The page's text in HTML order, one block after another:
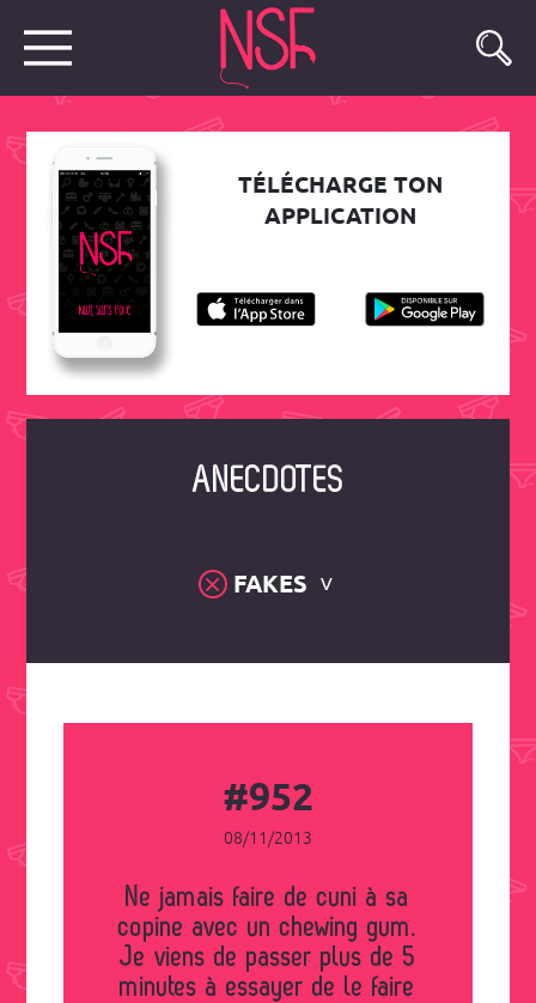
TÉLÉCHARGE TON
APPLICATION
ANECDOTES
FAKES
#952
08/11/2013
Ne jamais faire de cuni à sa
copine avec un chewing gum.
Je viens de passer plus de 5
minutes à essayer de le faire